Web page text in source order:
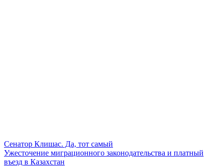
Сенатор Клишас. Да, тот самый
Ужесточение миграционного законодательства и платный
въезд в Казахстан